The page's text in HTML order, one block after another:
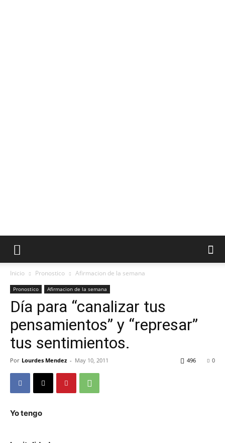
Inicio Pronostico Afirmacion de la semana
Pronostico Afirmacion de la semana
Día para “canalizar tus
pensamientos” y “represar”
tus sentimientos.
Por Lourdes Mendez - May 10, 2011 0
496
Yo tengo